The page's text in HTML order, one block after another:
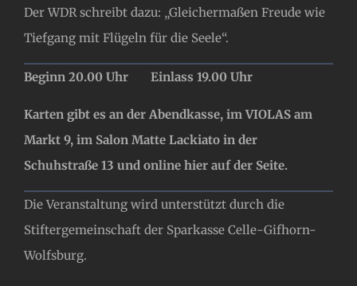
Der WDR schreibt dazu: „Gleichermaßen Freude wie
Tiefgang mit Flügeln für die Seele“.
Beginn 20.00 Uhr Einlass 19.00 Uhr
Karten gibt es an der Abendkasse, im VIOLAS am
Markt 9, im Salon Matte Lackiato in der
Schuhstraße 13 und online hier auf der Seite.
Die Veranstaltung wird unterstützt durch die
Stiftergemeinschaft der Sparkasse Celle-Gifhorn-
Wolfsburg.